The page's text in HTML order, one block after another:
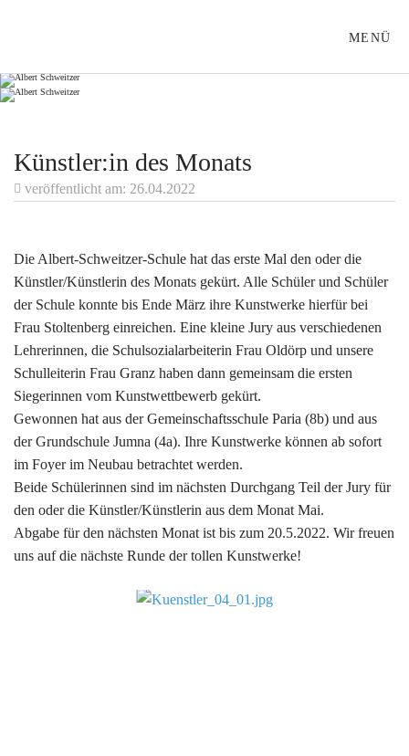
MENÜ
Künstler:in des Monats
veröffentlicht am: 26.04.2022
Die Albert-Schweitzer-Schule hat das erste Mal den oder die
Künstler/Künstlerin des Monats gekürt. Alle Schüler und Schüler
der Schule konnte bis Ende März ihre Kunstwerke hierfür bei
Frau Stoltenberg einreichen. Eine kleine Jury aus verschiedenen
Lehrerinnen, die Schulsozialarbeiterin Frau Oldörp und unsere
Schulleiterin Frau Granz haben dann gemeinsam die ersten
Siegerinnen vom Kunstwettbewerb gekürt.
Gewonnen hat aus der Gemeinschaftsschule Paria (8b) und aus
der Grundschule Jumna (4a). Ihre Kunstwerke können ab sofort
im Foyer im Neubau betrachtet werden.
Beide Schülerinnen sind im nächsten Durchgang Teil der Jury für
den oder die Künstler/Künstlerin aus dem Monat Mai.
Abgabe für den nächsten Monat ist bis zum 20.5.2022. Wir freuen
uns auf die nächste Runde der tollen Kunstwerke!